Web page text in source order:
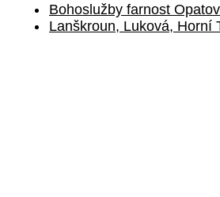
Bohoslužby farnost Opatov
Lanškroun, Luková, Horní